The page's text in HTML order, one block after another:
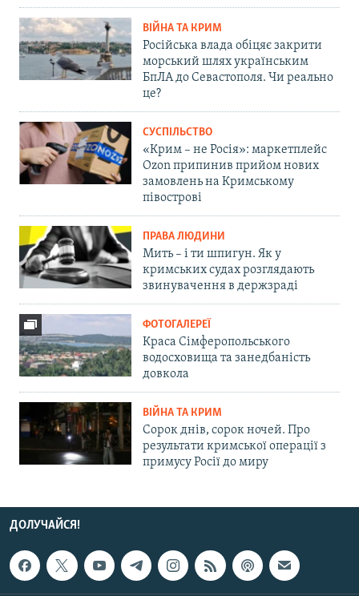
ВІЙНА ТА КРИМ
Російська влада обіцяє закрити
морський шлях українським
БпЛА до Севастополя. Чи реально
це?
СУСПІЛЬСТВО
«Крим – не Росія»: маркетплейс
Ozon припинив прийом нових
замовлень на Кримському
півострові
ПРАВА ЛЮДИНИ
Мить – і ти шпигун. Як у
кримських судах розглядають
звинувачення в держзраді
ФОТОГАЛЕРЕЇ
Краса Сімферопольського
водосховища та занедбаність
довкола
ВІЙНА ТА КРИМ
Сорок днів, сорок ночей. Про
результати кримської операції з
примусу Росії до миру
ДОЛУЧАЙСЯ!